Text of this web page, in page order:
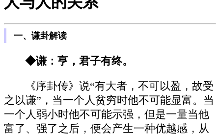
一、谦卦解读
◆谦：亨，君子有终。
《序卦传》说“有大者，不可以盈，故受
之以谦”，当一个人贫穷时他不可能显富。当
一个人弱小时他不可能示强，但是一量当他
富了、强了之后，便会产生一种优越感，从